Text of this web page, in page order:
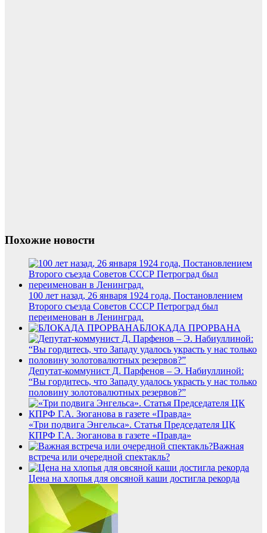
Похожие новости
100 лет назад, 26 января 1924 года, Постановлением
Второго съезда Советов СССР Петроград был
переименован в Ленинград.
БЛОКАДА ПРОРВАНА
Депутат-коммунист Д. Парфенов – Э. Набиуллиной:
“Вы гордитесь, что Западу удалось украсть у нас только
половину золотовалютных резервов?”
«Три подвига Энгельса». Статья Председателя ЦК
КПРФ Г.А. Зюганова в газете «Правда»
Важная
встреча или очередной спектакль?
Цена на хлопья для овсяной каши достигла рекорда